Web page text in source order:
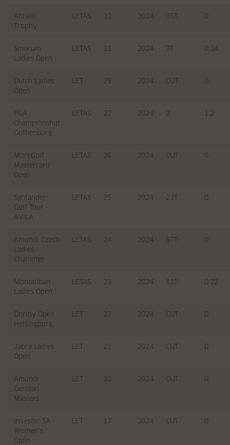
Ahlsell
Trophy
LETAS 32 2024 35T 0
Smorum
Ladies Open
LETAS 31 2024 7T 0.34
Dutch Ladies
Open
LET 29 2024 CUT 0
PGA
Championship
Gothenburg
LETAS 27 2024 2 1.2
MoreGolf
Mastercard
Open
LETAS 26 2024 CUT 0
Santander
Golf Tour -
AVILA
LETAS 25 2024 23T 0
Amundi Czech
Ladies
Challenge
LETAS 24 2024 57T 0
Montauban
Ladies Open
LETAS 23 2024 11T 0.22
Dormy Open
Helsingborg
LET 22 2024 CUT 0
Jabra Ladies
Open
LET 21 2024 CUT 0
Amundi
German
Masters
LET 20 2024 CUT 0
Investec SA
Women's
Open
LET 17 2024 CUT 0